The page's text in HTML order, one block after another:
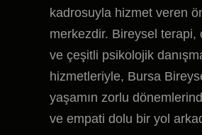
kadrosuyla hizmet veren
merkezdir. Bireysel terapi,
ve çeşitli psikolojik
hizmetleriyle, Bursa
yaşamın zorlu
ve empati dolu bir yol